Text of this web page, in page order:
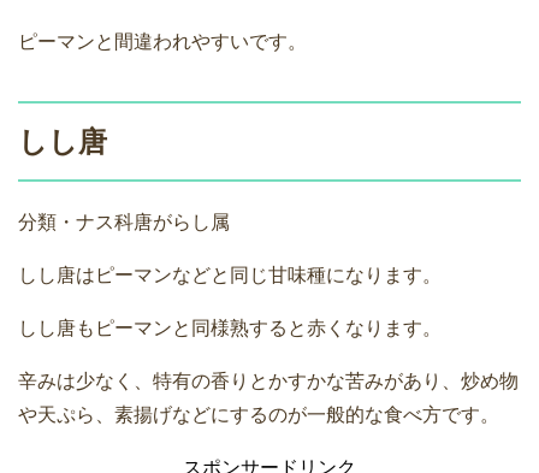
ピーマンと間違われやすいです。
しし唐
分類・ナス科唐がらし属
しし唐はピーマンなどと同じ甘味種になります。
しし唐もピーマンと同様熟すると赤くなります。
辛みは少なく、特有の香りとかすかな苦みがあり、炒め物
や天ぷら、素揚げなどにするのが一般的な食べ方です。
スポンサードリンク